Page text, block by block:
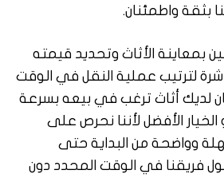
بثقة واطمئنان.
بمعاينة الأثاث وتحديد قيمته
لترتيب عملية النقل في الوقت
لديك أثاث ترغب في بيعه بسرعة
الأفضل لأننا نحرص على
وواضحة من البداية حتى
فريقنا في الوقت المحدد دون